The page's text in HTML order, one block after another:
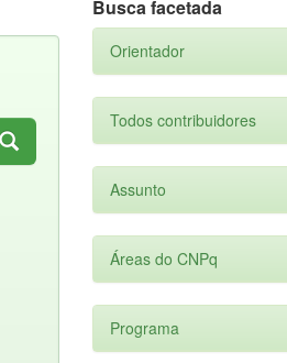
Busca facetada
Orientador
Todos contribuidores
Assunto
Áreas do CNPq
Programa